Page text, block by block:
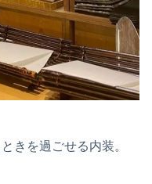
きを過ごせる内装。